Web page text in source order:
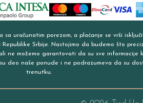
sa uračunatim porezom, a plaćanje se vrši
Republike Srbije. Nastojimo da budemo što
ne možemo garantovati da su sve informacije
deo naše ponude i ne podrazumeva da su
trenutku.